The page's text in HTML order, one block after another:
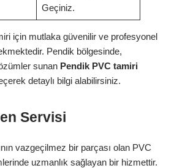
Geçiniz.
için mutlaka güvenilir ve profesyonel
Pendik bölgesinde,
sunan Pendik PVC tamiri
detaylı bilgi alabilirsiniz.
Servisi
vazgeçilmez bir parçası olan PVC
uzmanlık sağlayan bir hizmettir.